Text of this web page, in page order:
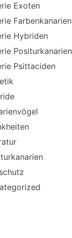
Exoten
Farbenkanarien
Hybriden
Positurkanarien
Psittaciden